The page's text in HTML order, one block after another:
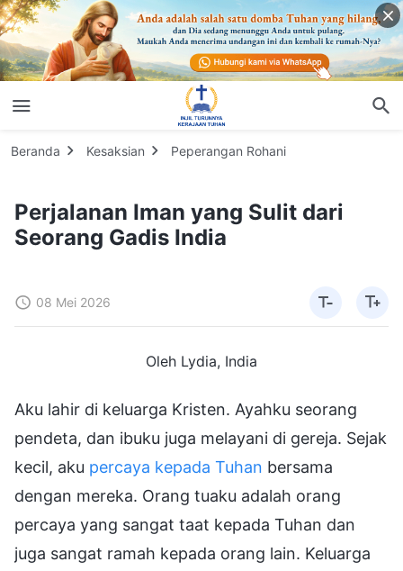
Beranda Kesaksian Peperangan Rohani
Perjalanan Iman yang Sulit dari
Seorang Gadis India
08 Mei 2026
Oleh Lydia, India
Aku lahir di keluarga Kristen. Ayahku seorang
pendeta, dan ibuku juga melayani di gereja. Sejak
kecil, aku percaya kepada Tuhan bersama
dengan mereka. Orang tuaku adalah orang
percaya yang sangat taat kepada Tuhan dan
juga sangat ramah kepada orang lain. Keluarga